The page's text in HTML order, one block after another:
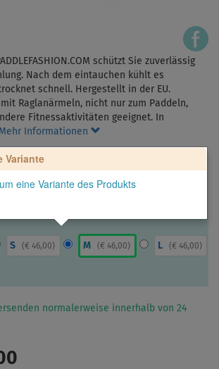
schützt Sie zuverlässig
Nach dem eintauchen kühlt es
schnell. Hergestellt in der EU.
Raglanärmeln, nicht nur zum Paddeln,
Fitnessaktivitäten geeignet. In
Mehr Informationen
Variante
eine Variante des Produkts
S (€ 46,00) M ( € 46,00) L ( € 46,00)
normalerweise innerhalb von 24